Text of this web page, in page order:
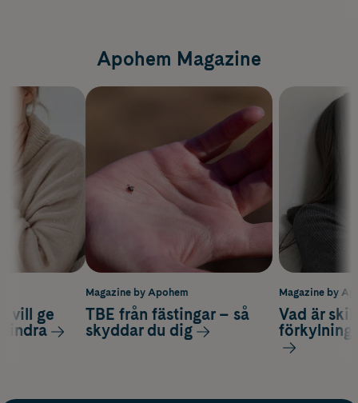
Apohem Magazine
Magazine by
Vad är
förkylning
vill ge
lindra
Magazine by Apohem
TBE från fästingar – så
skyddar du dig